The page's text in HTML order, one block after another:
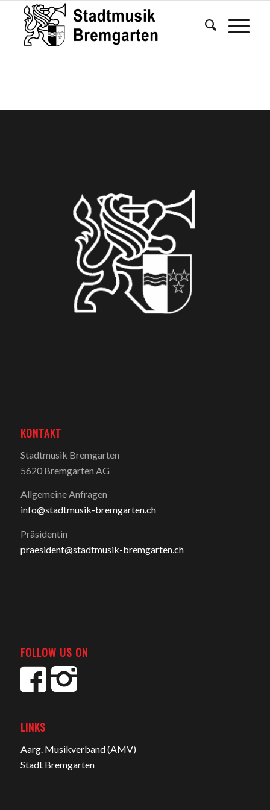
KONTAKT
Stadtmusik Bremgarten
5620 Bremgarten AG
Allgemeine Anfragen
info@stadtmusik-bremgarten.ch
Präsidentin
praesident@stadtmusik-bremgarten.ch
FOLLOW US ON
LINKS
Aarg. Musikverband (AMV)
Stadt Bremgarten